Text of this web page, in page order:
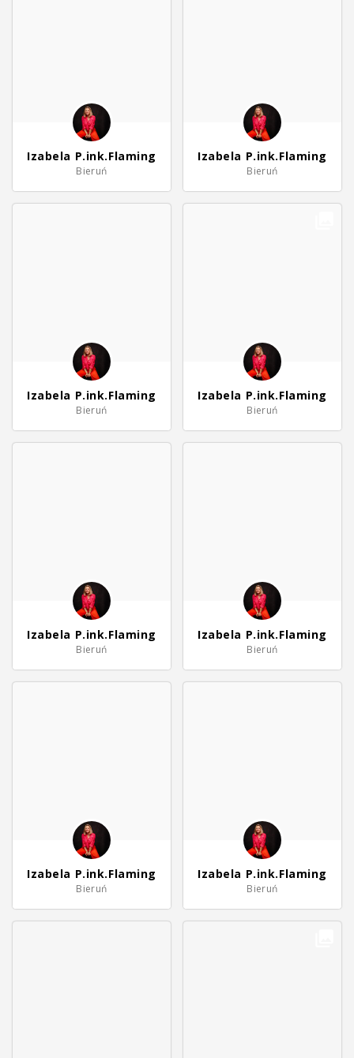
Izabela P.ink.Flaming
Bieruń
Izabela P.ink.Flaming
Bieruń
Izabela P.ink.Flaming
Bieruń
Izabela P.ink.Flaming
Bieruń
Izabela P.ink.Flaming
Bieruń
Izabela P.ink.Flaming
Bieruń
Izabela P.ink.Flaming
Bieruń
Izabela P.ink.Flaming
Bieruń